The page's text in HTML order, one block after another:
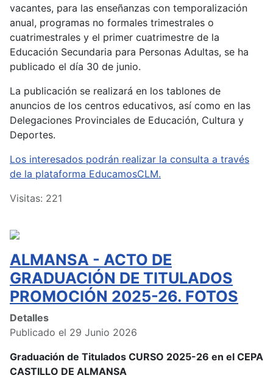
vacantes, para las enseñanzas con temporalización
anual, programas no formales trimestrales o
cuatrimestrales y el primer cuatrimestre de la
Educación Secundaria para Personas Adultas, se ha
publicado el día 30 de junio.
La publicación se realizará en los tablones de
anuncios de los centros educativos, así como en las
Delegaciones Provinciales de Educación, Cultura y
Deportes.
Los interesados podrán realizar la consulta a través
de la plataforma EducamosCLM.
Visitas: 221
ALMANSA - ACTO DE
GRADUACIÓN DE TITULADOS
PROMOCIÓN 2025-26. FOTOS
Detalles
Publicado el 29 Junio 2026
Graduación de Titulados CURSO 2025-26 en el CEPA
CASTILLO DE ALMANSA